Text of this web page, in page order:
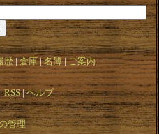
歴 倉庫 名簿 ご案内
RSS ヘルプ
管理